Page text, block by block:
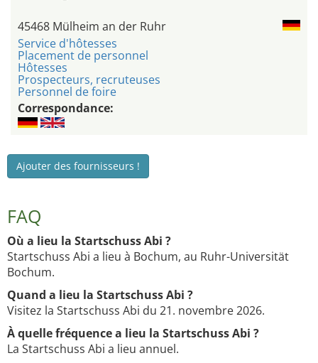
45468 Mülheim an der Ruhr
Service d'hôtesses
Placement de personnel
Hôtesses
Prospecteurs, recruteuses
Personnel de foire
Correspondance:
Ajouter des fournisseurs !
FAQ
Où a lieu la Startschuss Abi ?
Startschuss Abi a lieu à Bochum, au Ruhr-Universität
Bochum.
Quand a lieu la Startschuss Abi ?
Visitez la Startschuss Abi du 21. novembre 2026.
À quelle fréquence a lieu la Startschuss Abi ?
La Startschuss Abi a lieu annuel.